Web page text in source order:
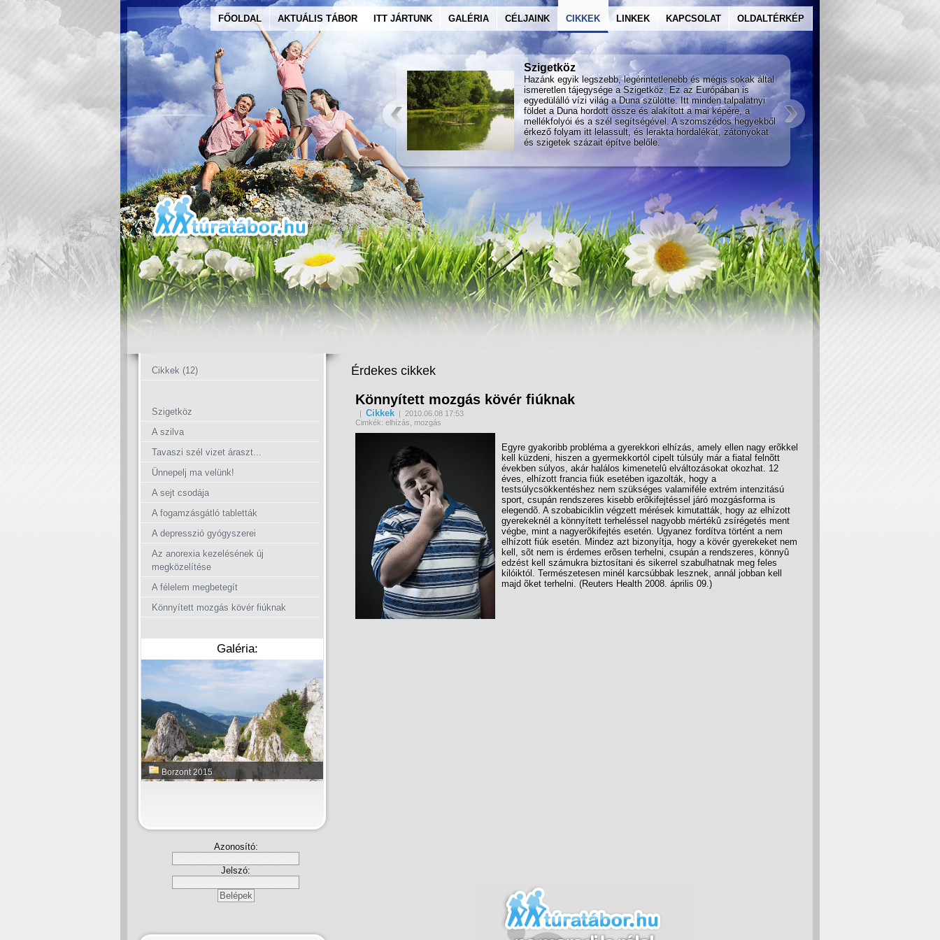
FŐOLDAL AKTUÁLIS TÁBOR ITT JÁRTUNK GALÉRIA CÉLJAINK CIKKEK LINKEK KAPCSOLAT OLDALTÉRKÉP
Szigetköz
Hazánk egyik legszebb, legérintetlenebb és mégis sokak által
ismeretlen tájegysége a Szigetköz. Ez az Európában is
egyedülálló vízi világ a Duna szülötte. Itt minden talpalatnyi
földet a Duna hordott össze és alakított a mai képére, a
mellékfolyói és a szél segítségével. A szomszédos hegyekből
érkező folyam itt lelassult, és lerakta hordalékát, zátonyokat
és szigetek százait építve belőle.
Cikkek (12)
Szigetköz
A szilva
Tavaszi szél vizet áraszt...
Ünnepelj ma velünk!
A sejt csodája
A fogamzásgátló tabletták
A depresszió gyógyszerei
Az anorexia kezelésének új
megközelítése
A félelem megbetegít
Könnyített mozgás kövér fiúknak
Galéria:
Borzont 2015
Azonosító:
Jelszó:
Érdekes cikkek
Könnyített mozgás kövér fiúknak
| Cikkek | 2010.06.08 17:53
Cimkék: elhízás, mozgás
Egyre gyakoribb probléma a gyerekkori elhízás, amely ellen nagy erõkkel
kell küzdeni, hiszen a gyermekkortól cipelt túlsúly már a fiatal felnõtt
években súlyos, akár halálos kimenetelû elváltozásokat okozhat. 12
éves, elhízott francia fiúk esetében igazolták, hogy a
testsúlycsökkentéshez nem szükséges valamiféle extrém intenzitású
sport, csupán rendszeres kisebb erõkifejtéssel járó mozgásforma is
elegendõ. A szobabiciklin végzett mérések kimutatták, hogy az elhízott
gyerekeknél a könnyített terheléssel nagyobb mértékû zsírégetés ment
végbe, mint a nagyerõkifejtés esetén. Ugyanez fordítva történt a nem
elhízott fiúk esetén. Mindez azt bizonyítja, hogy a kövér gyerekeket nem
kell, sõt nem is érdemes erõsen terhelni, csupán a rendszeres, könnyû
edzést kell számukra biztosítani és sikerrel szabulhatnak meg feles
kilóiktól. Természetesen minél karcsúbbak lesznek, annál jobban kell
majd õket terhelni. (Reuters Health 2008. április 09.)